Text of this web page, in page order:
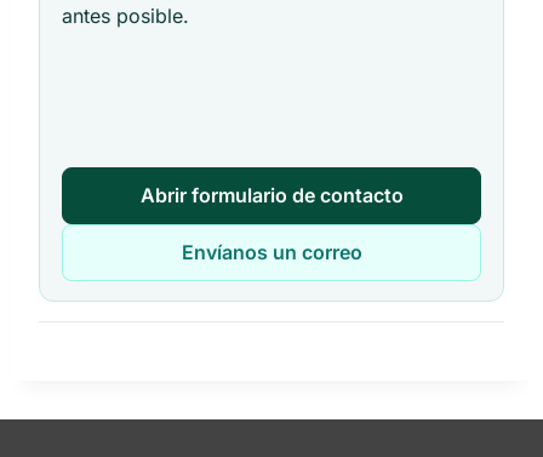
antes posible.
Abrir formulario de contacto
Envíanos un correo